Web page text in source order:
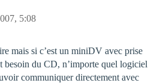
5:08
mais si c’est un miniDV avec prise
besoin du CD, n’importe quel logiciel
communiquer directement avec